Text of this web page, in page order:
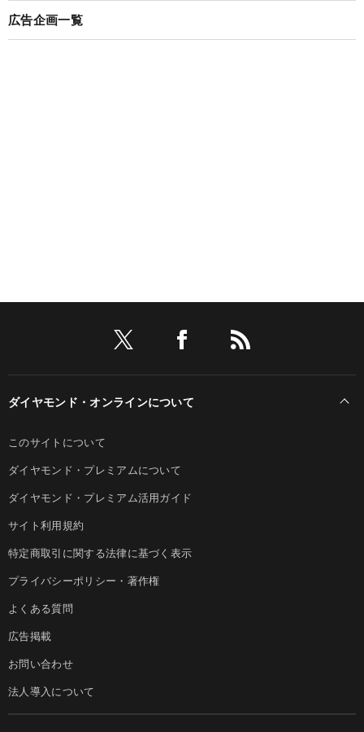
広告企画一覧
ダイヤモンド・オンラインについて
このサイトについて
ダイヤモンド・プレミアムについて
ダイヤモンド・プレミアム活用ガイド
サイト利用規約
特定商取引に関する法律に基づく表示
プライバシーポリシー・著作権
よくある質問
広告掲載
お問い合わせ
法人導入について